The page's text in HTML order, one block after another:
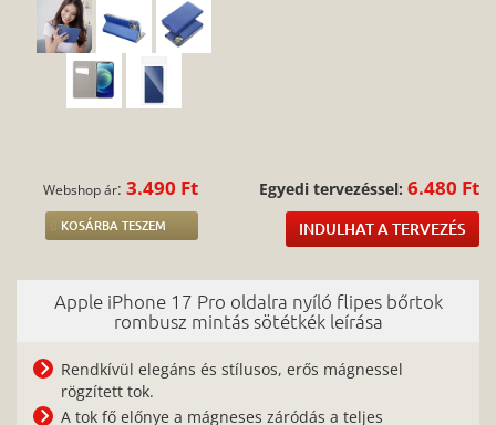
Webshop ár:3.490 Ft
KOSÁRBA TESZEM
Egyedi tervezéssel: 6.480 Ft
INDULHAT A TERVEZÉS
Apple iPhone 17 Pro oldalra nyíló flipes bőrtok
rombusz mintás sötétkék leírása
Rendkívül elegáns és stílusos, erős mágnessel
rögzített tok.
A tok fő előnye a mágneses záródás a teljes